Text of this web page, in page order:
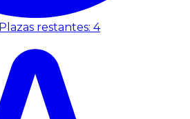
Plazas restantes: 4